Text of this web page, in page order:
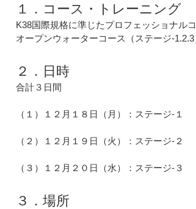
１．コース・トレーニング
K38国際規格に準じたプロフェッショナルコ
オープンウォーターコース（ステージ-1.2.3
２．日時
合計３日間
（１）１２月１８日（月）：ステージ-１
（２）１２月１９日（火）：ステージ-２
（３）１２月２０日（水）：ステージ-３
３．場所